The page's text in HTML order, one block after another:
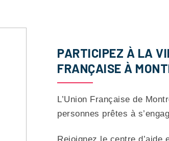
PARTICIPEZ À LA
FRANÇAISE À
L’Union Française de
personnes prêtes à